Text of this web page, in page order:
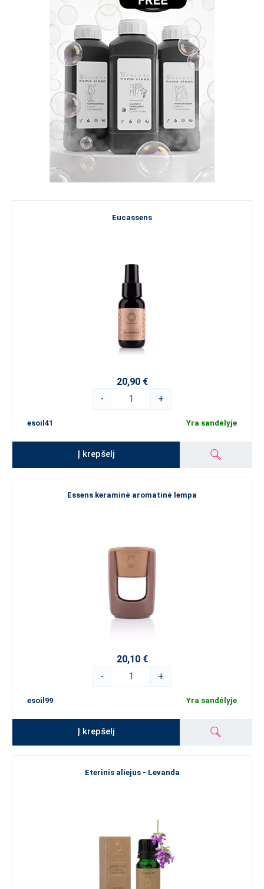
Eucassens
20,90 €
-
+
esoil41 Yra sandėlyje
Į krepšelį
Essens keraminė aromatinė lempa
20,10 €
-
+
esoil99 Yra sandėlyje
Į krepšelį
Eterinis aliejus - Levanda